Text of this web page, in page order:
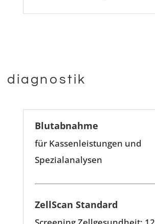
diagnostik
Blutabnahme
für Kassenleistungen und
Spezialanalysen
ZellScan Standard